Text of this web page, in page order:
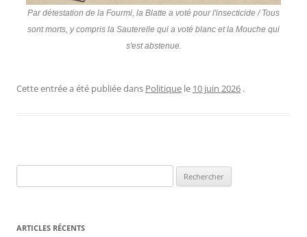
Par détestation de la Fourmi, la Blatte a voté pour l'insecticide / Tous
sont morts, y compris la Sauterelle qui a voté blanc et la Mouche qui
s'est abstenue.
Cette entrée a été publiée dans Politique le 10 juin 2026 .
ARTICLES RÉCENTS